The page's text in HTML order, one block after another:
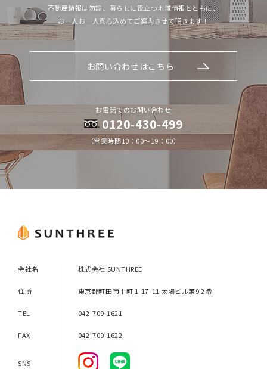
不動産情報は勿論、暮らしに役立つ地域情報とともに、
お一人お一人真心込めてご案内させて頂きます！
お問い合わせはこちら
お電話でのお問い合わせ
0120-430-499
（営業時間10：00～19：00）
会社名 株式会社 SUNTHREE
住所 東京都町田市中町 1-17-11 太陽ビル第9 2階
TEL 042-709-1621
FAX 042-709-1622
SNS